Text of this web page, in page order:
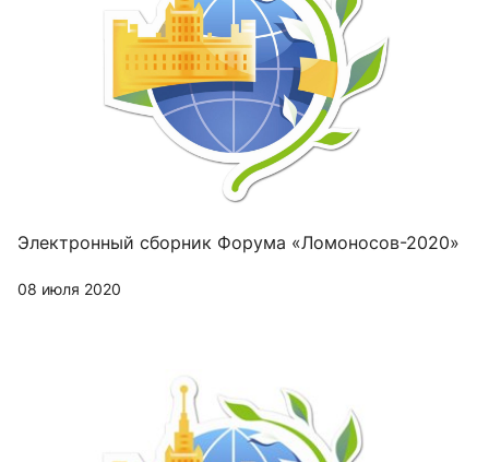
Электронный сборник Форума «Ломоносов-2020»
08 июля 2020